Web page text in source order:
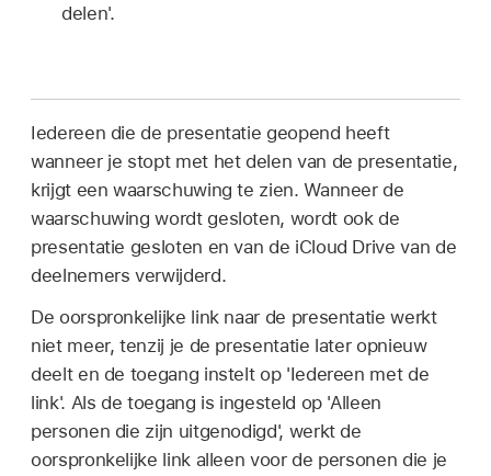
delen'.
Iedereen die de presentatie geopend heeft
wanneer je stopt met het delen van de presentatie,
krijgt een waarschuwing te zien. Wanneer de
waarschuwing wordt gesloten, wordt ook de
presentatie gesloten en van de iCloud Drive van de
deelnemers verwijderd.
De oorspronkelijke link naar de presentatie werkt
niet meer, tenzij je de presentatie later opnieuw
deelt en de toegang instelt op 'Iedereen met de
link'. Als de toegang is ingesteld op 'Alleen
personen die zijn uitgenodigd', werkt de
oorspronkelijke link alleen voor de personen die je